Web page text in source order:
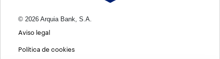
© 2026 Arquia Bank, S.A.
Aviso legal
Política de cookies